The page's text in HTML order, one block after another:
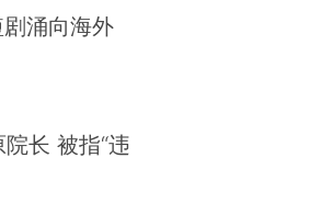
涌向海外
长 被指“违